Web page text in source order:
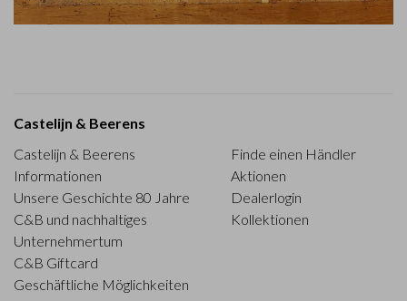
Castelijn & Beerens
Castelijn & Beerens
Informationen
Unsere Geschichte 80 Jahre
C&B und nachhaltiges
Unternehmertum
C&B Giftcard
Geschäftliche Möglichkeiten
Finde einen Händler
Aktionen
Dealerlogin
Kollektionen